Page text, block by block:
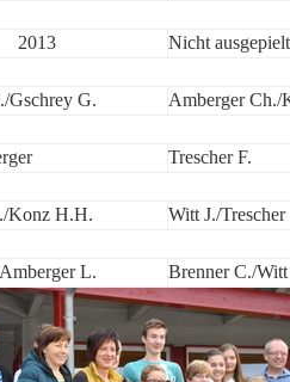
2013 Nicht ausgepielt
Gschrey G. Amberger Ch./
Trescher F.
Konz H.H. Witt J./Trescher
L. Brenner C./